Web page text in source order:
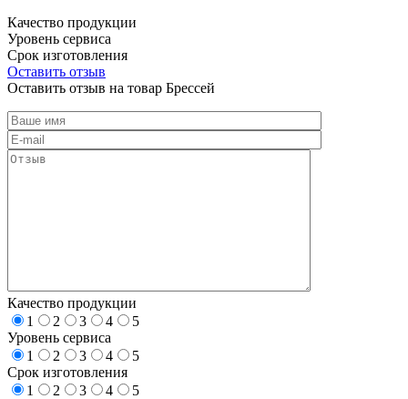
Качество продукции
Уровень сервиса
Срок изготовления
Оставить отзыв
Оставить отзыв на товар Брессей
Качество продукции
1
2 3 4
5
Уровень сервиса
1
2 3 4
5
Срок изготовления
1
2 3 4
5